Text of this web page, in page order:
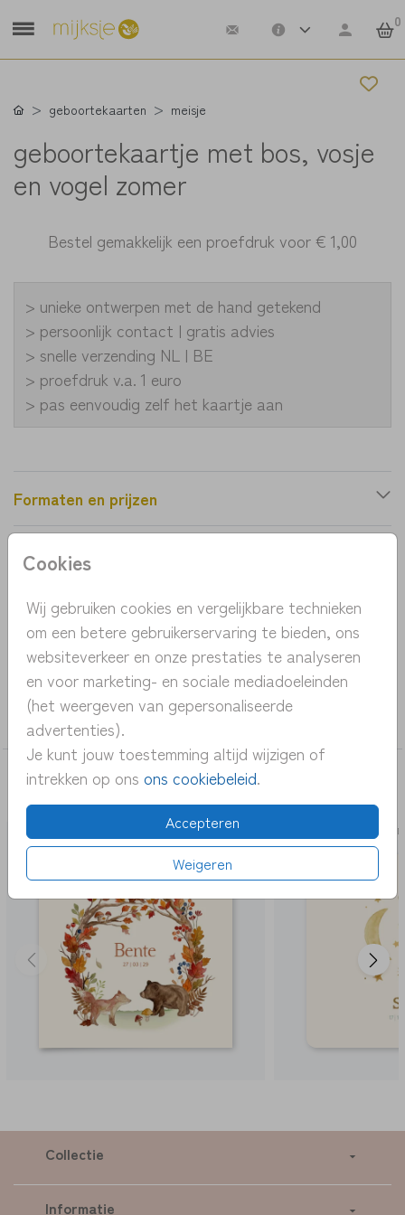
0
Cookies
Wij gebruiken cookies en vergelijkbare technieken
om een betere gebruikerservaring te bieden, ons
websiteverkeer en onze prestaties te analyseren
en voor marketing- en sociale mediadoeleinden
(het weergeven van gepersonaliseerde
advertenties).
Je kunt jouw toestemming altijd wijzigen of
intrekken op ons ons cookiebeleid.
Accepteren
Weigeren
geboortekaarten meisje
geboortekaartje met bos, vosje
en vogel zomer
Bestel gemakkelijk een proefdruk voor€ 1,00
> unieke ontwerpen met de hand getekend
> persoonlijk contact | gratis advies
> snelle verzending NL | BE
> proefdruk v.a. 1 euro
> pas eenvoudig zelf het kaartje aan
Formaten en prijzen
Productinformatie
OMSCHRIJVING
geboortekaartje met bos, vosje en vogel zomer
COLLECTIE
meisje
DEZE KAARTEN VIND JE MISSCHIEN OOK
LEUK
Collectie
Informatie